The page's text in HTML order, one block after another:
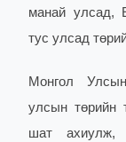
манай улсад,
тус улсад
Монгол
улсын төрийн
шат ахиулж,